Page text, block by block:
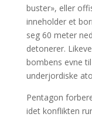
buster», eller
inneholder et
seg 60 meter
detonerer.
bombens evne
underjordiske
Pentagon
idet konflikten